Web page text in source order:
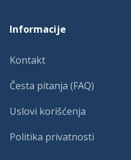
Informacije
Kontakt
Česta pitanja (FAQ)
Uslovi korišćenja
Politika privatnosti